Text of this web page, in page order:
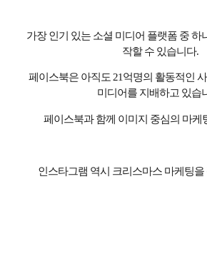
가장 인기 있는 소셜 미디어 플랫폼 중 하
작할 수 있습니다.
페이스북은 아직도21억명의 활동적인
미디어를 지배하고 있습
페이스북과 함께 이미지 중심의 마케
인스타그램 역시 크리스마스 마케팅